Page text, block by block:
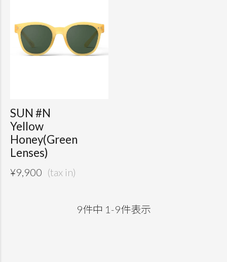
SUN #N
Yellow
Honey(Green
Lenses)
¥9,900
9件中 1 -9件表示